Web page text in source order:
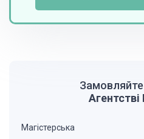
Агентстві
Магістерська